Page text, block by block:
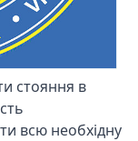
стояння в
всю необхідну